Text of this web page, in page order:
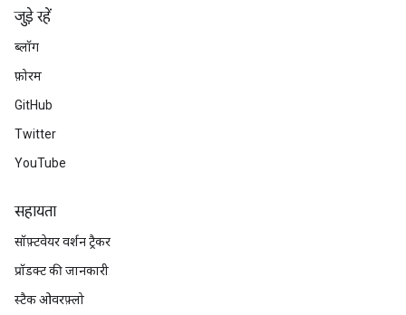
जुड़े रहें
ब्लॉग
फ़ोरम
GitHub
Twitter
YouTube
सहायता
सॉफ़्टवेयर वर्शन ट्रैकर
प्रॉडक्ट की जानकारी
स्टैक ओवरफ़्लो